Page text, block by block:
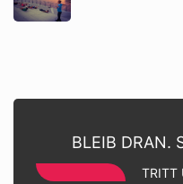
BLEIB DRAN.
TRITT